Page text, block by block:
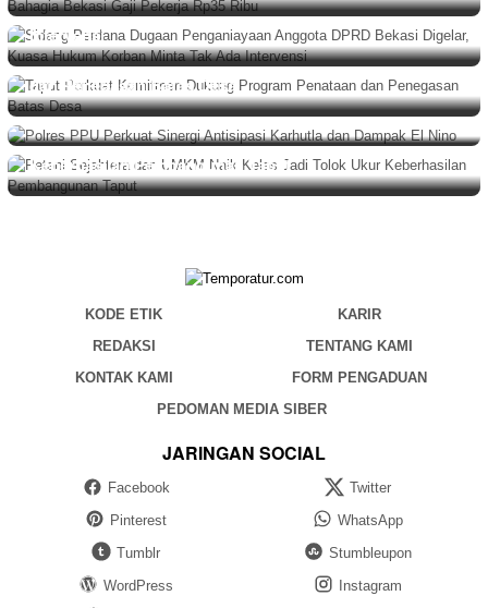
Bekasi Digelar, Kuasa Hukum Korban Minta Tak Ada
Intervensi
BERITA Agustus 5, 2026
Taput Perkuat Komitmen Dukung Program Penataan
dan Penegasan Batas Desa
Polres PPU Perkuat Sinergi Antisipasi Karhutla dan
Dampak El Nino
Petani Sejahtera dan UMKM Naik Kelas Jadi Tolok Ukur
Keberhasilan Pembangunan Taput
KODE ETIK
KARIR
REDAKSI
TENTANG KAMI
KONTAK KAMI
FORM PENGADUAN
PEDOMAN MEDIA SIBER
JARINGAN SOCIAL
Facebook
Twitter
Pinterest
WhatsApp
Tumblr
Stumbleupon
WordPress
Instagram